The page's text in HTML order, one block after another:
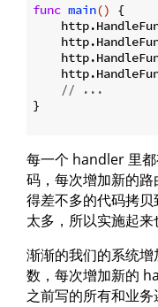
func main()
{
// ...
}
每一个 handler 里
码，每次增加新的
得差不多的代码拷
太多，所以实施起来
渐渐的我们的系统
数，每次增加新的
之前写的所有和业务